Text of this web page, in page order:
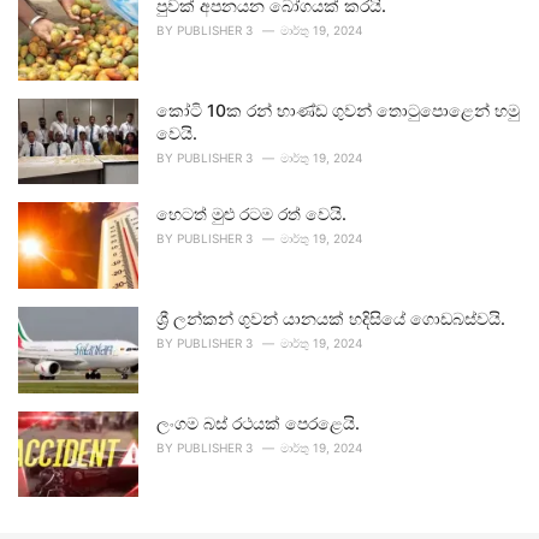
පුවක් අපනයන බෝගයක් කරයි.
BY PUBLISHER 3 මාර්තු 19, 2024
කෝටි 10ක රන් භාණ්ඩ ගුවන් තොටුපොළෙන් හමු
වෙයි.
BY PUBLISHER 3 මාර්තු 19, 2024
හෙටත් මුළු රටම රත් වෙයි.
BY PUBLISHER 3 මාර්තු 19, 2024
ශ්‍රී ලන්කන් ගුවන් යානයක් හදිසියේ ගොඩබස්වයි.
BY PUBLISHER 3 මාර්තු 19, 2024
ලංගම බස් රථයක් පෙරළෙයි.
BY PUBLISHER 3 මාර්තු 19, 2024